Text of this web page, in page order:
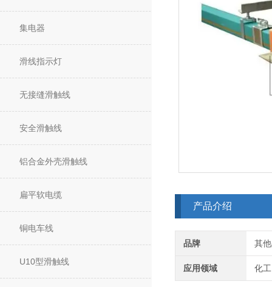
集电器
滑线指示灯
无接缝滑触线
安全滑触线
铝合金外壳滑触线
扁平软电缆
铜电车线
U10型滑触线
产品介绍
品牌 其
应用领域 化